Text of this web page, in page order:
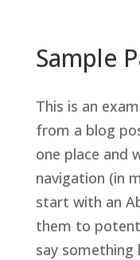
Sample
This is an
from a blog
one place and
navigation (in
start with an
them to
say something